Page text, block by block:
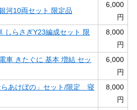
河10両セット 限定品
6,000
円
しらさぎY23編成セット 限
8,000
円
車 きたぐに 基本 増結 セッ
6,000
円
あけぼの」セット/限定 寝
8,000
円